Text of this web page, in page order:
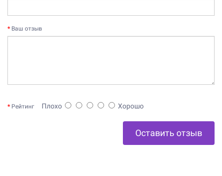
Ваш отзыв
Рейтинг Плохо Хорошо
Оставить отзыв